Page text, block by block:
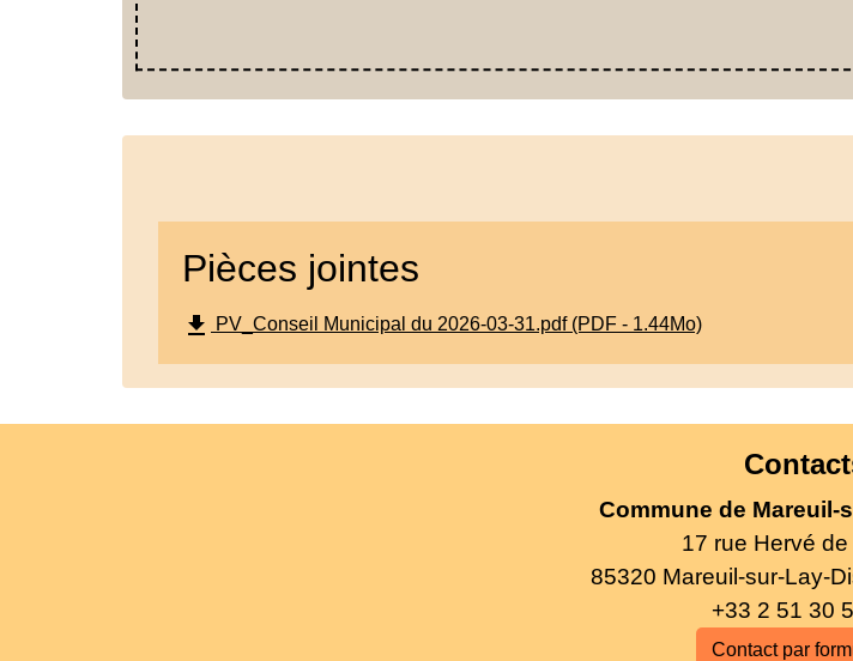
Pièces jointes
file_download PV_Conseil Municipal du 2026-03-31.pdf (PDF - 1.44Mo)
Commune de Mareuil-
17 rue Hervé de
85320 Mareuil-sur-Lay-
+33 2 51 30
Contact par